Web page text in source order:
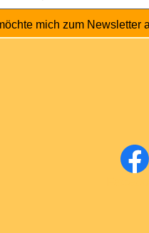
mich zum Newsletter